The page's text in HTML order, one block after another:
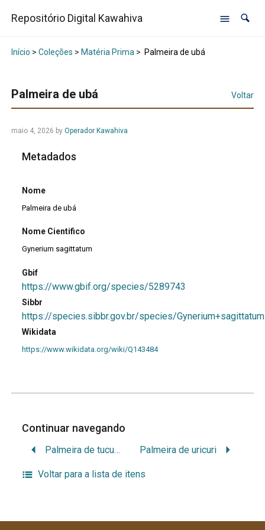
Repositório Digital Kawahiva
Início > Coleções > Matéria Prima> Palmeira de ubá
Palmeira de ubá Voltar
maio 4, 2026 by Operador Kawahiva
Metadados
Nome
Palmeira de ubá
Nome Cientifico
Gynerium sagittatum
Gbif
https://www.gbif.org/species/5289743
Sibbr
https://species.sibbr.gov.br/species/Gynerium+sagittatum
Wikidata
https://www.wikidata.org/wiki/Q143484
Continuar navegando
Palmeira de tucumã Palmeira de uricuri
Voltar para a lista de itens